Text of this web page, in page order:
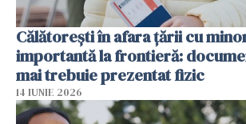
Călătorești în afara țării cu
importantă la frontieră:
mai trebuie prezentat fizic
14 IUNIE 2026